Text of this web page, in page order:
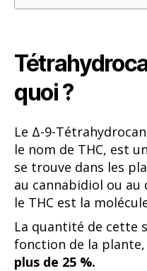
quoi ?
Le Δ-9-
le nom de THC, est
se trouve dans les
au cannabidiol ou au
le THC est la
La quantité de cette
fonction de la plante,
plus de 25 %.